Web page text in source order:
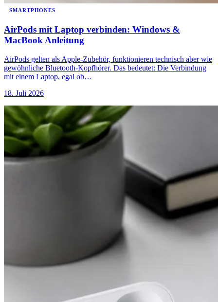
SMARTPHONES
AirPods mit Laptop verbinden: Windows &
MacBook Anleitung
AirPods gelten als Apple-Zubehör, funktionieren technisch aber wie
gewöhnliche Bluetooth-Kopfhörer. Das bedeutet: Die Verbindung
mit einem Laptop, egal ob…
18. Juli 2026